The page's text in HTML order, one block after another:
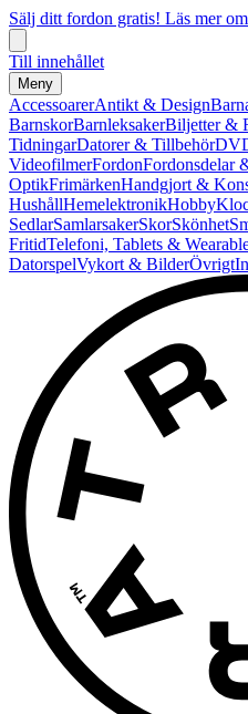
Sälj ditt fordon gratis! Läs mer
Till innehållet
Meny
AccessoarerAntikt & Design
BarnskorBarnleksakerBiljetter &
TidningarDatorer & Tillbehör
VideofilmerFordonFordonsdelar
OptikFrimärkenHandgjort &
HushållHemelektronikHobby
SedlarSamlarsakerSkorSkönhet
FritidTelefoni, Tablets &
DatorspelVykort & BilderÖvrigt